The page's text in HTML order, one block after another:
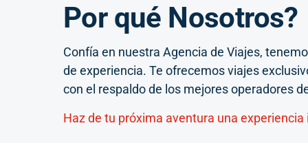
Por qué Nosotros?
Confía en nuestra Agencia de Viajes,
de experiencia. Te ofrecemos viajes
con el respaldo de los mejores operadores
Haz de tu próxima aventura una experiencia